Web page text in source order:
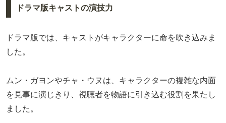
ドラマ版キャストの演技力
ドラマ版では、キャストがキャラクターに命を吹き込みま
した。
ムン・ガヨンやチャ・ウヌは、キャラクターの複雑な内面
を見事に演じきり、視聴者を物語に引き込む役割を果たし
ました。